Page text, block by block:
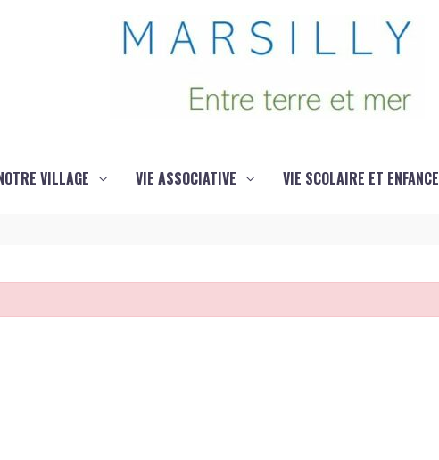
VILLAGE VIE ASSOCIATIVE VIE SCOLAIRE ET ENFANCE